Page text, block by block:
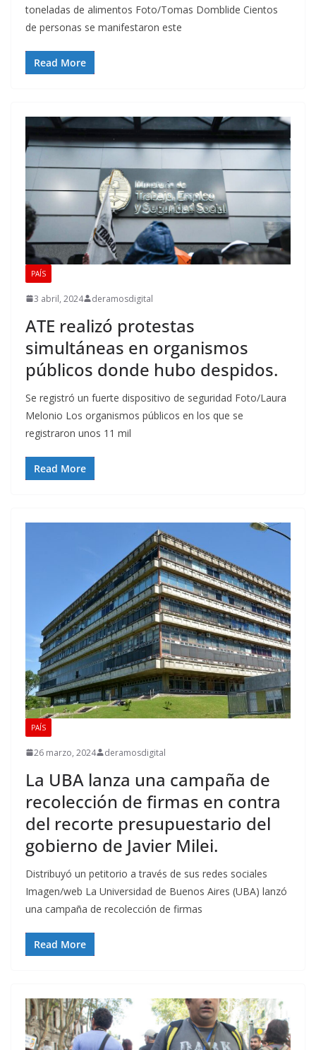
toneladas de alimentos Foto/Tomas Domblide Cientos
de personas se manifestaron este
Read More
PAÍS
3 abril, 2024 deramosdigital
ATE realizó protestas
simultáneas en organismos
públicos donde hubo despidos.
Se registró un fuerte dispositivo de seguridad Foto/Laura
Melonio Los organismos públicos en los que se
registraron unos 11 mil
Read More
PAÍS
26 marzo, 2024 deramosdigital
La UBA lanza una campaña de
recolección de firmas en contra
del recorte presupuestario del
gobierno de Javier Milei.
Distribuyó un petitorio a través de sus redes sociales
Imagen/web La Universidad de Buenos Aires (UBA) lanzó
una campaña de recolección de firmas
Read More